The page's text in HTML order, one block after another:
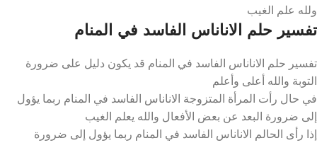
ولله علم الغيب
تفسير حلم الاناناس الفاسد في المنام
تفسير حلم الاناناس الفاسد في المنام قد يكون دليل على ضرورة
التوبة والله أعلى وأعلم
في حال رأت المرأة المتزوجة الاناناس الفاسد في المنام ربما يؤول
إلى ضرورة البعد عن بعض الأفعال والله يعلم الغيب
إذا رأى الحالم الاناناس الفاسد في المنام ربما يؤول إلى ضرورة